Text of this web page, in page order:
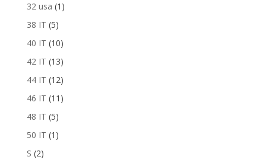
32 usa (1)
38 IT (5)
40 IT (10)
42 IT (13)
44 IT (12)
46 IT (11)
48 IT (5)
50 IT (1)
S (2)